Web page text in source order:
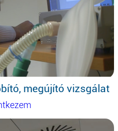
megújító vizsgálat